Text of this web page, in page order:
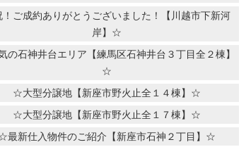
ご成約ありがとうございました！【川越市下新河
岸】☆
の石神井台エリア【練馬区石神井台３丁目全２棟】
☆
☆大型分譲地【新座市野火止全１４棟】☆
☆大型分譲地【新座市野火止全１７棟】☆
最新仕入物件のご紹介【新座市石神２丁目】☆